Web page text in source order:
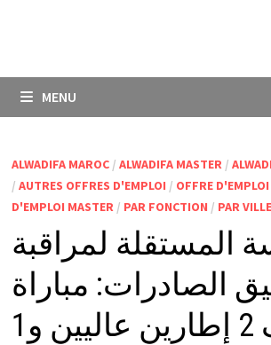
MENU
ALWADIFA MAROC/ ALWADIFA MASTER/
/ AUTRES OFFRES D'EMPLOI / OFFRE
D'EMPLOI MASTER/ PAR FONCTION / PAR VILLE
المستقلة لمراقبة
الصادرات: مباراة
توظيف 2 إطارين عاليين و1